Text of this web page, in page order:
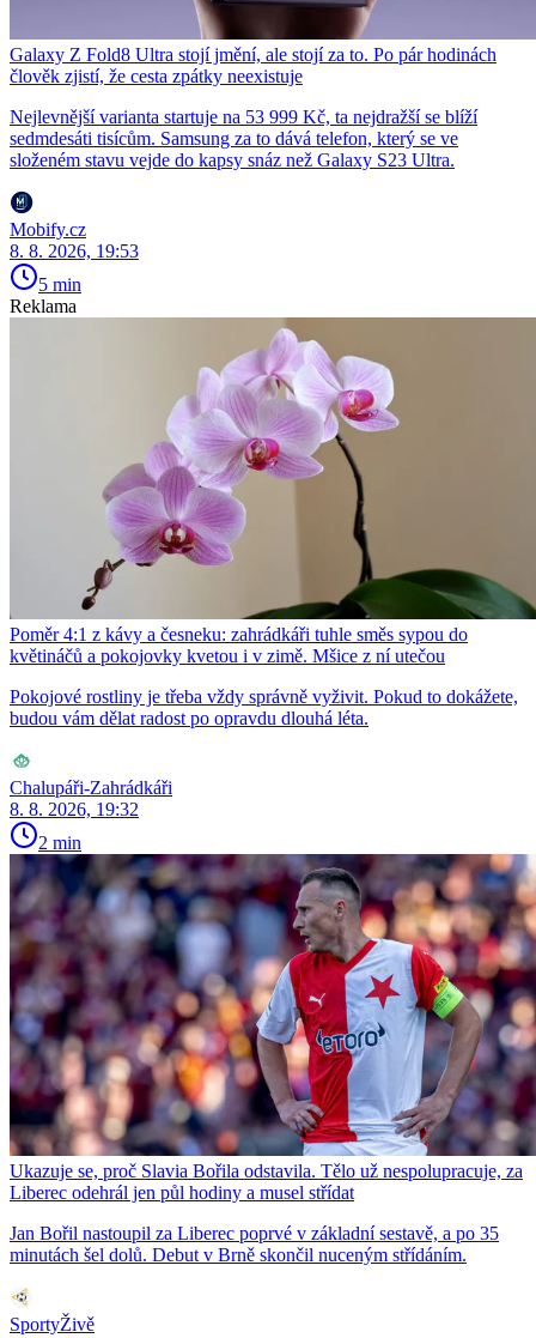
Galaxy Z Fold8 Ultra stojí jmění, ale stojí za to. Po pár hodinách
člověk zjistí, že cesta zpátky neexistuje
Nejlevnější varianta startuje na 53 999 Kč, ta nejdražší se blíží
sedmdesáti tisícům. Samsung za to dává telefon, který se ve
složeném stavu vejde do kapsy snáz než Galaxy S23 Ultra.
Mobify.cz
8. 8. 2026, 19:53
5 min
Reklama
Poměr 4:1 z kávy a česneku: zahrádkáři tuhle směs sypou do
květináčů a pokojovky kvetou i v zimě. Mšice z ní utečou
Pokojové rostliny je třeba vždy správně vyživit. Pokud to dokážete,
budou vám dělat radost po opravdu dlouhá léta.
Chalupáři-Zahrádkáři
8. 8. 2026, 19:32
2 min
Ukazuje se, proč Slavia Bořila odstavila. Tělo už nespolupracuje, za
Liberec odehrál jen půl hodiny a musel střídat
Jan Bořil nastoupil za Liberec poprvé v základní sestavě, a po 35
minutách šel dolů. Debut v Brně skončil nuceným střídáním.
SportyŽivě